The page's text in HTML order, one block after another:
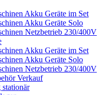
Akku Geräte im Set
Akku Geräte Solo
Netzbetrieb 230/400V
Akku Geräte im Set
Akku Geräte Solo
Netzbetrieb 230/400V
Verkauf